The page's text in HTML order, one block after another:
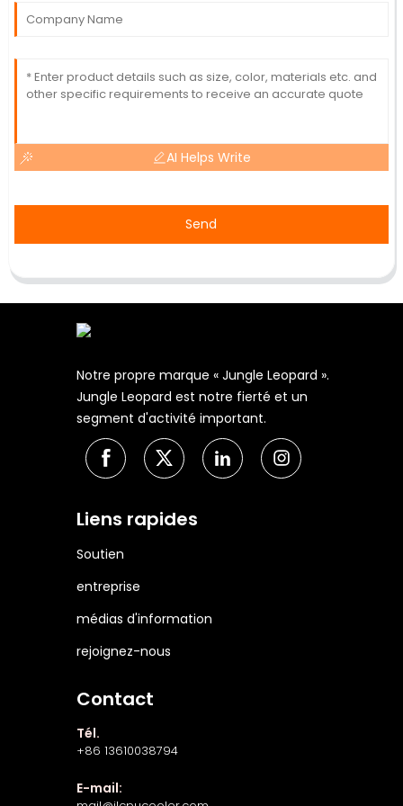
AI Helps Write
Send
Notre propre marque « Jungle Leopard ».
Jungle Leopard est notre fierté et un
segment d'activité important.
Liens rapides
Soutien
entreprise
médias d'information
rejoignez-nous
Contact
Tél.
+86 13610038794
E-mail: